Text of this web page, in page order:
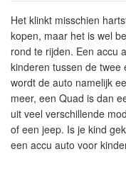
Het klinkt misschien
kopen, maar het is wel
rond te rijden. Een accu
kinderen tussen de twee
wordt de auto namelijk
meer, een Quad is dan
uit veel verschillende
of een jeep. Is je kind
een accu auto voor